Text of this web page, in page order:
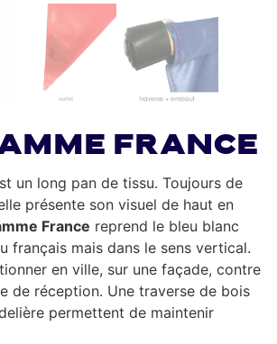
France
un long pan de tissu. Toujours de
présente son visuel de haut en
France reprend le bleu blanc
français mais dans le sens vertical.
en ville, sur une façade, contre
de réception. Une traverse de bois
permettent de maintenir